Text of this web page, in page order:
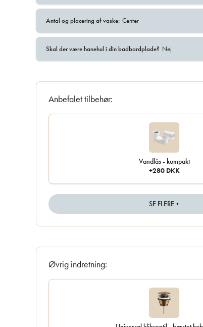
Antal og placering af vaske: Center
Skal der være hanehul i din badbordplade? Nej
Anbefalet tilbehør:
Vandlås - kompakt
+280 DKK
SE FLERE +
Øvrig indretning: